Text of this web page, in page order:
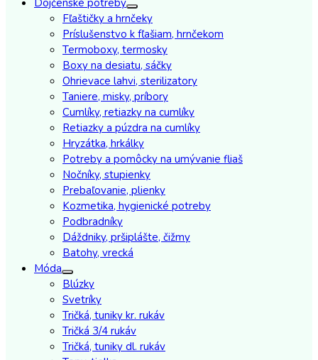
Dojčenské potreby
Fľaštičky a hrnčeky
Príslušenstvo k fľašiam, hrnčekom
Termoboxy, termosky
Boxy na desiatu, sáčky
Ohrievace lahvi, sterilizatory
Taniere, misky, príbory
Cumlíky, retiazky na cumlíky
Retiazky a púzdra na cumlíky
Hryzátka, hrkálky
Potreby a pomôcky na umývanie fliaš
Nočníky, stupienky
Prebaľovanie, plienky
Kozmetika, hygienické potreby
Podbradníky
Dáždniky, pršiplášte, čižmy
Batohy, vrecká
Móda
Blúzky
Svetríky
Tričká, tuniky kr. rukáv
Tričká 3/4 rukáv
Tričká, tuniky dl. rukáv